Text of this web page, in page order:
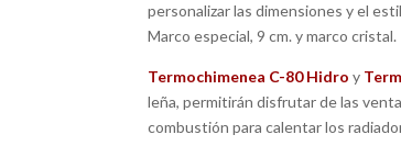
personalizar las dimensiones y el
Marco especial, 9 cm. y marco cristal.
Termochimenea C-80 Hidro y
leña, permitirán disfrutar de las
combustión para calentar los